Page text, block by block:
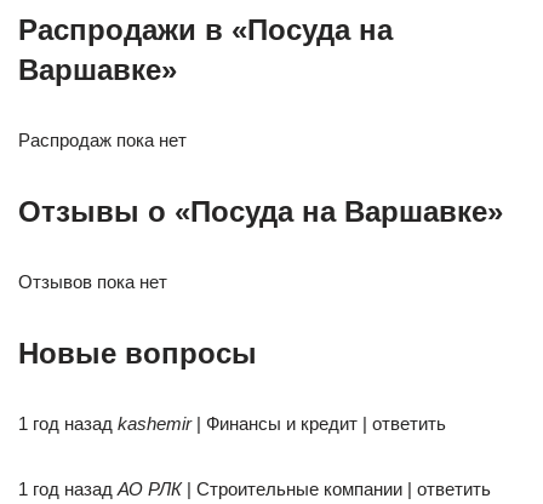
Распродажи в «Посуда на
Варшавке»
Распродаж пока нет
Отзывы о «Посуда на Варшавке»
Отзывов пока нет
Новые вопросы
1 год назад kashemir| Финансы и кредит | ответить
1 год назад АО РЛК| Строительные компании | ответить